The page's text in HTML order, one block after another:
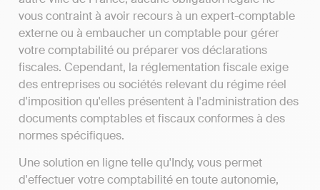
vous contraint à avoir recours à un expert-comptable
externe ou à embaucher un comptable pour gérer
votre comptabilité ou préparer vos déclarations
fiscales. Cependant, la réglementation fiscale exige
des entreprises ou sociétés relevant du régime réel
d'imposition qu'elles présentent à l'administration des
documents comptables et fiscaux conformes à des
normes spécifiques.
Une solution en ligne telle qu'Indy, vous permet
d'effectuer votre comptabilité en toute autonomie,